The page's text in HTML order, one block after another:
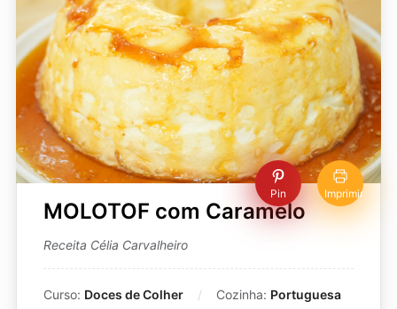
Pin Imprimir
MOLOTOF com Caramelo
Receita Célia Carvalheiro
Curso: Doces de Colher Cozinha: Portuguesa